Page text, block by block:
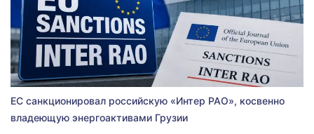
ЕС санкционировал российскую «Интер РАО», косвенно
владеющую энергоактивами Грузии